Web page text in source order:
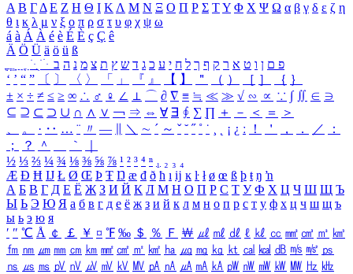
Α Β ΓΔ Ε Ζ Η Θ Ι ΚΛ Μ Ν Ξ Ο Π Ρ Σ ΤΥ Φ Χ Ψ Ω α β γ δ ε ζ η
θ ι κ λ μ ν ξ ο π ρ σ τ υ φ χ ψ ω
á à Á À é è É È ç Ç ê
Ä Ö Ü ä ö ü ß
ִֶֹ ֻּ ׁׂ פ ם ן ו ט א ר ק ף ך ל ח י ע כ ג ד ש ץ ת צ מ נ ה ב
‘ ’ “ ” 〔 〕 〈 〉 「 」 『 』 【 】 ＂ （ ） ［ ］ ｛ ｝
± × ÷ ≠ ≤ ≥ ∞ ∴ ♂ ♀ ∠ ⊥ ⌒ ∂ ∇ ≡ ≒ ≪ ≫ √ ∽ ∝ ∵ ∫ ∬ ∈ ∋
⊆ ⊇ ⊂ ⊃ ∪ ∩ ∧ ∨ ￢ ⇒ ⇔ ∀ ∃ ∮ ∑ ∏ ＋ － ＜ ＝
＞
、
。 · ‥ … ¨ 〃 ― ＼ ∼ ´ ～ ˇ ˘ ˝ ˚ ˙ ¸ ¡ ¿ ː ！ ＇ ， ． ／
：
；
？ ＾ ｀
½ ⅓ ⅔ ¼ ¾ ⅛ ⅜ ⅝ ⅞ ¹ ² ³ ⁴ ⁿ ₁ ₂ ₃ ₄
Æ Ð Ħ Ĳ Ł Ø Œ Þ Ŧ Ŋ æ đ ð ħ ı ĳ ĸ ŀ ł ø œ ß þ ŧ ŋ ŉ
А Б В Г Д Е Ё Ж З И Й К Л М Н О П Р С Т У Ф Х Ц Ч Ш Щ Ъ
Ы Ь Э Ю Я а б в г д е ё ж з и й к л м н о п р с т у ф х ц ч ш щ ъ
ы ь э ю я
′ ″ ℃ Å ￠ ￡ ￥ ¤ ℉ ‰ ＄ ％ Ｆ ￦ ㎕ ㎖ ㎗ ℓ ㎘ ㏄ ㎣ ㎤ ㎥ ㎦
㎙ ㎚ ㎛ ㎜ ㎝ ㎞ ㎟ ㎠ ㎡ ㎢ ㏊ ㎍ ㎎ ㎏ ㏏ ㎈ ㎉ ㏈ ㎧ ㎨ ㎰
㎱ ㎲ ㎳ ㎴ ㎵ ㎶ ㎷ ㎸ ㎹ ㎀ ㎁ ㎂ ㎃ ㎄ ㎺ ㎻ ㎽ ㎾ ㎿ ㎐ ㎑